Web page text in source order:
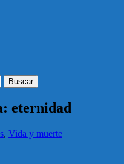
eternidad
, Vida y muerte